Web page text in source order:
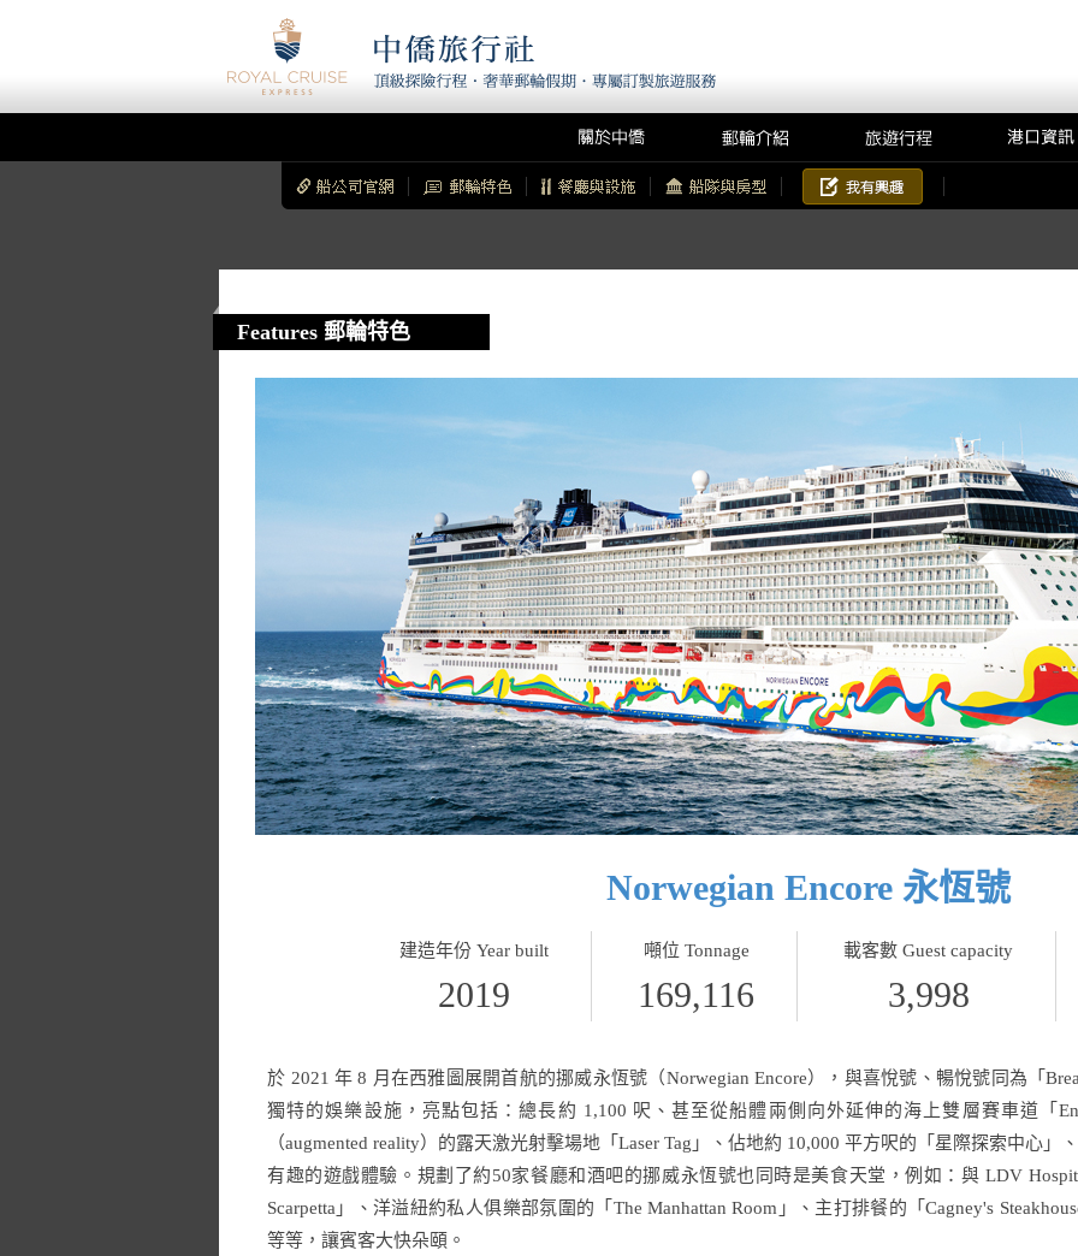
Features 郵輪特色
Norwegian Encore 永恆號
建造年份 Year built
2019
噸位 Tonnage
169,116
載客數 Guest capacity
3,998
於 2021 年 8 月在西雅圖展開首航的挪威永恆號（Norwegian Encore），與喜悅號、暢悅號同為「
獨特的娛樂設施，亮點包括：總長約 1,100 呎、甚至從船體兩側向外延伸的海上雙層賽車道「
（augmented reality）的露天激光射擊場地「Laser Tag」、佔地約 10,000 平方呎的「星際探索中心
有趣的遊戲體驗。規劃了約50家餐廳和酒吧的挪威永恆號也同時是美食天堂，例如：與 LDV
Scarpetta」、洋溢紐約私人俱樂部氛圍的「The Manhattan Room」、主打排餐的「Cagney's
等等，讓賓客大快朵頤。